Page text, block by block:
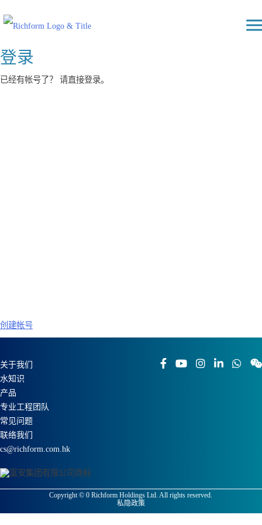
to
content
登录
已经有帐号了？ 请直接登录。
创建帐号
关于我们
水知识
产品
专业工程团队
常见问题
联络我们
cs@richform.com.hk
Copyright ©0 Richform Holdings Ltd. All rights reserved.
私隐政策